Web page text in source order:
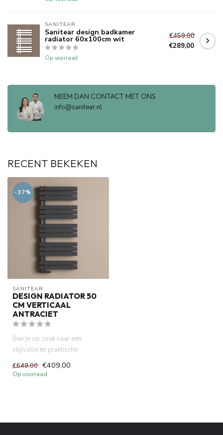
SANITEAR
Sanitear design badkamer
radiator 60x100cm wit
Op voorraad
€459,00
€289,00
NEEM DAN CONTACT MET ONS
info@sanitear.nl
RECENT BEKEKEN
-37%
SANITEAR
DESIGN RADIATOR 50
CM VERTICAAL
ANTRACIET
Ben je op zoek naar een
stijlvolle en praktische
oplossing om je badkamer te
ver...
€649,00 €409,00
Op voorraad